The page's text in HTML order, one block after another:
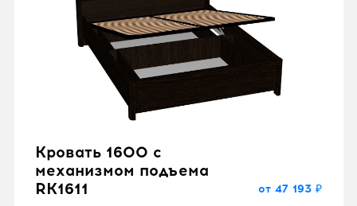
Кровать 1600 с
механизмом подъема
RK1611
от 47 193 ₽